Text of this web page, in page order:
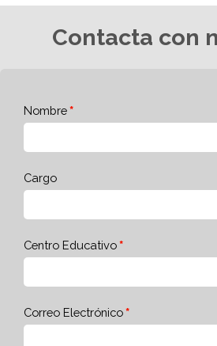
Contacta con
Nombre
Cargo
Centro Educativo
Correo Electrónico